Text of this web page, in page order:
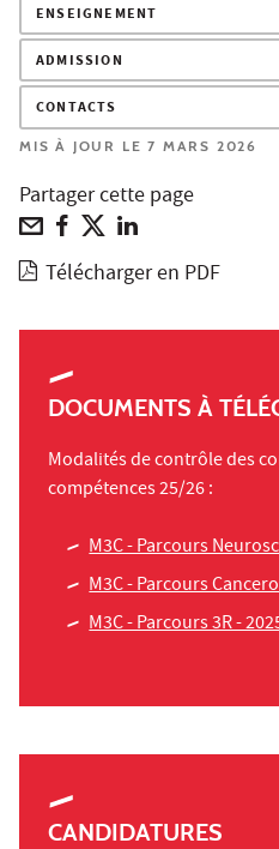
ENSEIGNEMENT
ADMISSION
CONTACTS
MIS À JOUR LE 7 MARS 2026
Partager cette page
Télécharger en PDF
DOCUMENTS À
Modalités de contrôle des
compétences 25/26 :
M3C - Parcours
M3C - Parcours
M3C - Parcours 3R -
CANDIDATURES